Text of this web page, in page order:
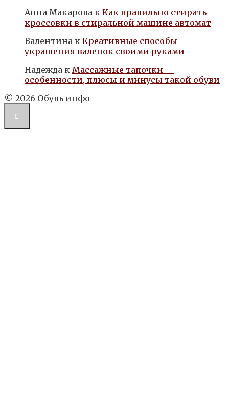
Анна Макарова к Как правильно стирать
кроссовки в стиральной машине автомат
Валентина к Креативные способы
украшения валенок своими руками
Надежда к Массажные тапочки —
особенности, плюсы и минусы такой обуви
© 2026 Обувь инфо